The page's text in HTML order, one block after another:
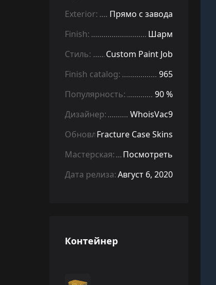
Exterior:
Прямо с завода
Finish:
Шарм
Стиль:
Custom Paint Job
Finish catalog:
965
Популярность:
90 %
Дизайнер:
WhoisVac9
Обновление:Fracture Case Skins
Мастерская:
Посмотреть
Дата релиза:Август 6, 2020
Контейнер